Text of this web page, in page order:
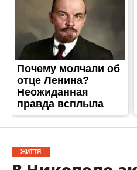
ЖИТТЯ